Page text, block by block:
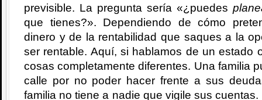
previsible. La pregunta sería «¿puedes
que tienes?». Dependiendo de cómo
dinero y de la rentabilidad que saques a la
ser rentable. Aquí, si hablamos de un estado
cosas completamente diferentes. Una familia
calle por no poder hacer frente a sus
familia no tiene a nadie que vigile sus